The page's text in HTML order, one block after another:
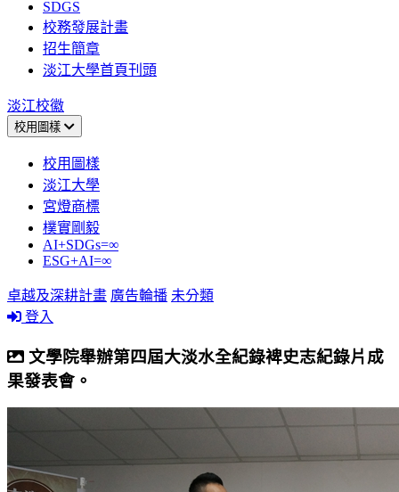
SDGS
校務發展計畫
招生簡章
淡江大學首頁刊頭
淡江校徽
校用圖樣
校用圖樣
淡江大學
宮燈商標
樸實剛毅
AI+SDGs=∞
ESG+AI=∞
卓越及深耕計畫 廣告輪播 未分類
登入
文學院舉辦第四屆大淡水全紀錄裨史志紀錄片成
果發表會。